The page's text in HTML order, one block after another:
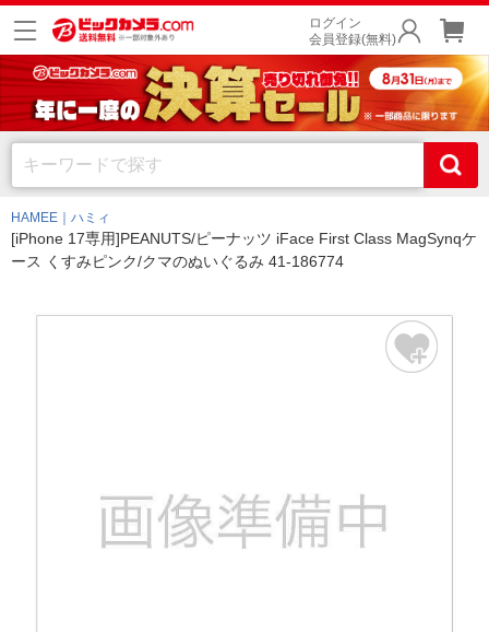
ログイン
会員登録(無料)
HAMEE｜ハミィ
[iPhone 17専用]PEANUTS/ピーナッツ iFace First Class MagSynqケ
ース くすみピンク/クマのぬいぐるみ 41-186774